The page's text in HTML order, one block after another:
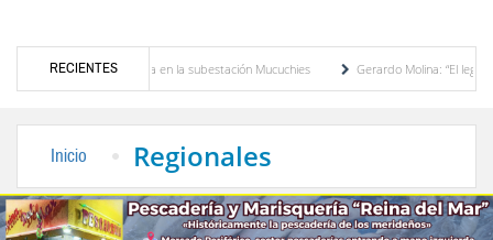
RECIENTES
de potencia en la subestación Mucuchies
Gerardo Molina: “El legado de
Inicio Regionales